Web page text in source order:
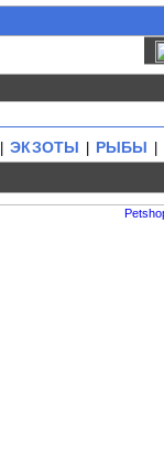
ЭКЗОТЫ РЫБЫ